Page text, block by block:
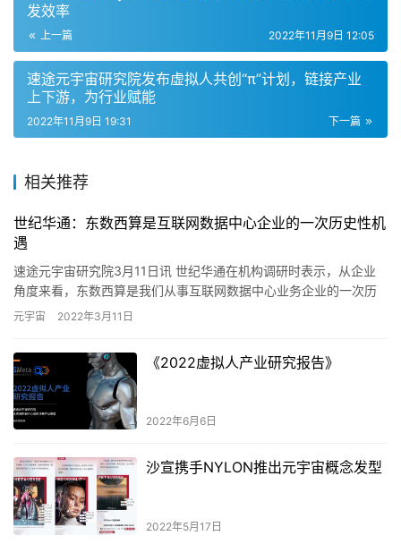
发效率
上一篇 2022年11月9日 12:05
速途元宇宙研究院发布虚拟人共创“π”计划，链接产业
上下游，为行业赋能
下一篇
2022年11月9日 19:31
相关推荐
世纪华通：东数西算是互联网数据中心企业的一次历史性机
遇
速途元宇宙研究院3月11日讯 世纪华通在机构调研时表示，从企业
角度来看，东数西算是我们从事互联网数据中心业务企业的一次历
史性机遇。能够推动和促进企业数据中心业务快速发展；企业向外
元宇宙 2022年3月11日
《2022虚拟人产业研究报告》
2022年6月6日
沙宣携手NYLON推出元宇宙概念发型
2022年5月17日